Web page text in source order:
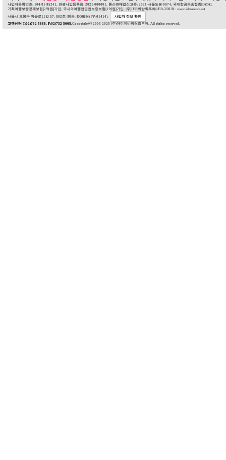
사업자등록번호: 104-81-85241, 관광사업등록증: 2021-000001, 통신판매업신고증: 2021-서울도봉-0074, 국제항공운송협회[IATA].
기획여행보증공제보험[2억원]가입, 국내외여행업영업보증보험[1억원]가입. (주)IEB박람회투어(IEB-TOUR : www.iebtour.com)
서울시 도봉구 마들로11길 57, 802호 (창동, EQ빌딩) (우:01414).
사업자 정보 확인
고객센터 T:02)732-5688. F:02)732-5668.Copyrightⓒ 2003-2025 (주)아이이비박람회투어. All rights reserved.